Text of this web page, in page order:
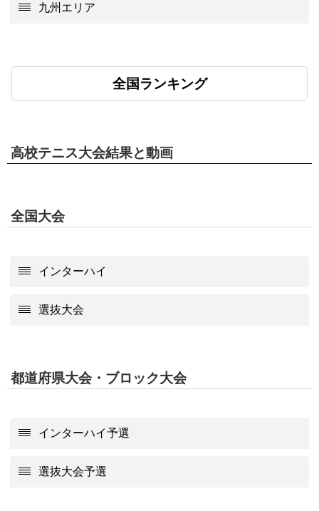
九州エリア
全国ランキング
高校テニス大会結果と動画
全国大会
インターハイ
選抜大会
都道府県大会・ブロック大会
インターハイ予選
選抜大会予選